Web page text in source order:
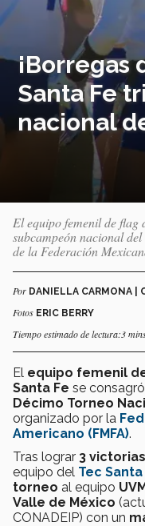
¡Borregas
Santa Fe
nacional
El equipo femenil de flag
subcampeón nacional
de la Federación
Por DANIELLA CARMONA |
Fotos ERIC BERRY
Tiempo estimado de lectura:3
El equipo femenil
Santa Fe se
Décimo Torneo
organizado por la
Americano (FMFA).
Tras lograr 3
equipo del Tec Santa
torneo al equipo
Valle de México
CONADEIP) con un